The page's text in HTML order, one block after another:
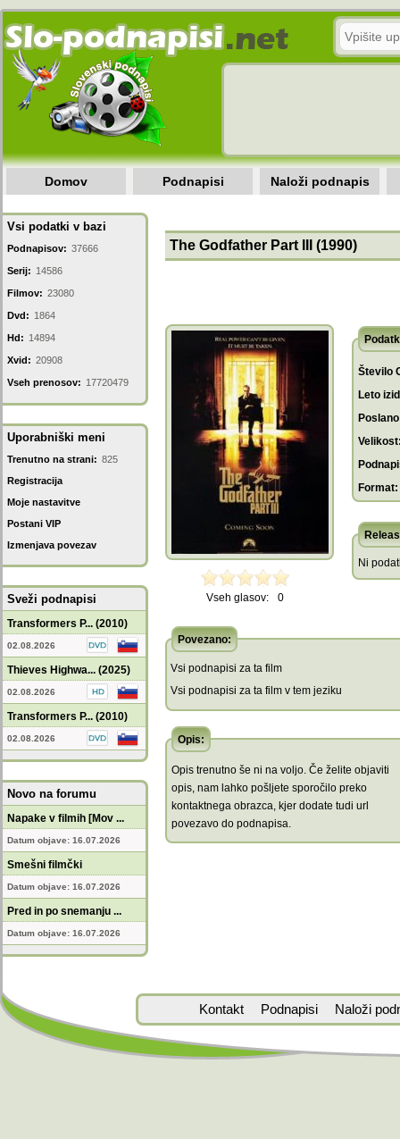
Domov Podnapisi Naloži podnapis
Vsi podatki v bazi
Podnapisov: 37666
Serij: 14586
Filmov: 23080
Dvd: 1864
Hd: 14894
Xvid: 20908
Vseh prenosov: 17720479
Uporabniški meni
Trenutno na strani: 825
Registracija
Moje nastavitve
Postani VIP
Izmenjava povezav
Sveži podnapisi
Transformers P... (2010)
02.08.2026
Thieves Highwa... (2025)
02.08.2026
Transformers P... (2010)
02.08.2026
Novo na forumu
Napake v filmih [Mov ...
Datum objave: 16.07.2026
Smešni filmčki
Datum objave: 16.07.2026
Pred in po snemanju ...
Datum objave: 16.07.2026
The Godfather Part III (1990)
Vseh glasov: 0
Število
Leto
Format:
Ni
Povezano:
Vsi podnapisi za ta film
Vsi podnapisi za ta film v tem jeziku
Opis:
Opis trenutno še ni na voljo. Če želite objaviti
opis, nam lahko pošljete sporočilo preko
kontaktnega obrazca, kjer dodate tudi url
povezavo do podnapisa.
Kontakt Podnapisi Naloži